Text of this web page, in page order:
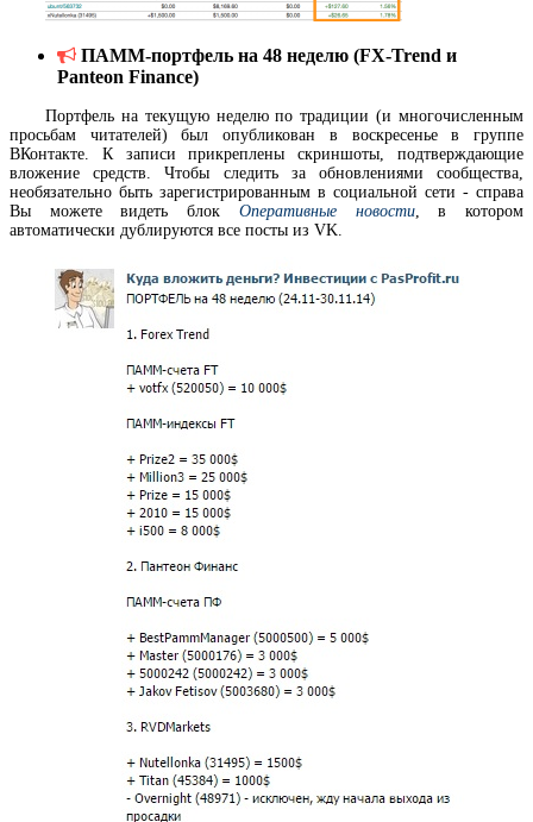
ПАММ-портфель на 48 неделю (FX-Trend и
Panteon Finance)
Портфель на текущую неделю по традиции (и многочисленным
просьбам читателей) был опубликован в воскресенье в группе
ВКонтакте. К записи прикреплены скриншоты, подтверждающие
вложение средств. Чтобы следить за обновлениями сообщества,
необязательно быть зарегистрированным в социальной сети - справа
Вы можете видеть блок Оперативные новости, в котором
автоматически дублируются все посты из VK.